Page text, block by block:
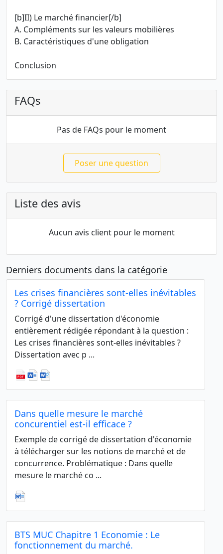
[b]II) Le marché financier[/b]
A. Compléments sur les valeurs mobilières
B. Caractéristiques d'une obligation
Conclusion
FAQs
Pas de FAQs pour le moment
Poser une question
Liste des avis
Aucun avis client pour le moment
Derniers documents dans la catégorie
Les crises financières sont-elles inévitables
? Corrigé dissertation
Corrigé d'une dissertation d'économie
entièrement rédigée répondant à la question :
Les crises financières sont-elles inévitables ?
Dissertation avec p ...
Dans quelle mesure le marché
concurentiel est-il efficace ?
Exemple de corrigé de dissertation d'économie
à télécharger sur les notions de marché et de
concurrence. Problématique : Dans quelle
mesure le marché co ...
BTS MUC Chapitre 1 Economie : Le
fonctionnement du marché.